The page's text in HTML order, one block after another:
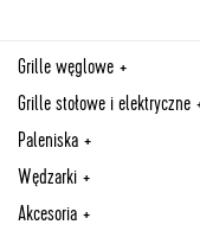
Grille węglowe
Grille stołowe i elektryczne
Paleniska
Wędzarki
Akcesoria